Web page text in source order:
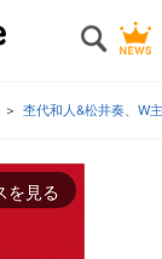
杢代和人&松井奏、W
を見る